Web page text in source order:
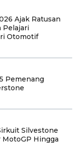
Ajak Ratusan
Pelajari
Otomotif
Pemenang
Silvestone
Hingga